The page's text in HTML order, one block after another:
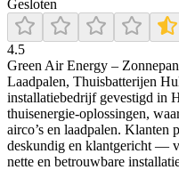
Gesloten
4.5
Green Air Energy –
Laadpalen, Thuisbatterijen
installatiebedrijf gevestigd in
thuisenergie-oplossingen,
airco’s en laadpalen. Klanten
deskundig en klantgericht —
nette en betrouwbare